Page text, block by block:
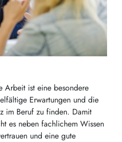
Arbeit ist eine besondere
Erwartungen und die
im Beruf zu finden. Damit
es neben fachlichem Wissen
und eine gute